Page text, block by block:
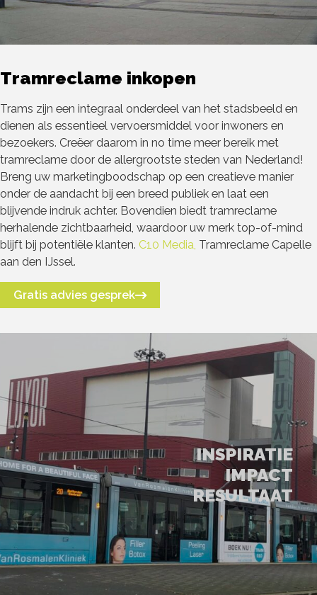
Tramreclame inkopen
Trams zijn een integraal onderdeel van het stadsbeeld en
dienen als essentieel vervoersmiddel voor inwoners en
bezoekers. Creëer daarom in no time meer bereik met
tramreclame door de allergrootste steden van Nederland!
Breng uw marketingboodschap op een creatieve manier
onder de aandacht bij een breed publiek en laat een
blijvende indruk achter. Bovendien biedt tramreclame
herhalende zichtbaarheid, waardoor uw merk top-of-mind
blijft bij potentiële klanten. C10 Media, Tramreclame Capelle
aan den IJssel.
Gratis advies gesprek
INSPIRATIE
IMPACT
RESULTAAT